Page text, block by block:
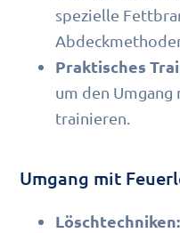
spezielle
Praktisches
um den
trainieren.
Umgang mit
Löschtechniken: